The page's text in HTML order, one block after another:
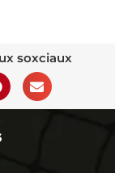
soxciaux